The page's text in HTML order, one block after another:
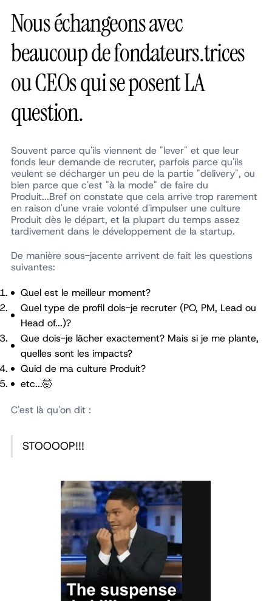
Nous échangeons avec
beaucoup de fondateurs.trices
ou CEOs qui se posent LA
question.
Souvent parce qu'ils viennent de "lever" et que leur
fonds leur demande de recruter, parfois parce qu'ils
veulent se décharger un peu de la partie "delivery", ou
bien parce que c'est "à la mode" de faire du
Produit...Bref on constate que cela arrive trop rarement
en raison d'une vraie volonté d'impulser une culture
Produit dès le départ, et la plupart du temps assez
tardivement dans le développement de la startup.
De manière sous-jacente arrivent de fait les questions
suivantes:
Quel est le meilleur moment?
Quel type de profil dois-je recruter (PO, PM, Lead ou
Head of...)?
Que dois-je lâcher exactement? Mais si je me plante,
quelles sont les impacts?
Quid de ma culture Produit?
etc...🤯
C'est là qu'on dit :
STOOOOP!!!